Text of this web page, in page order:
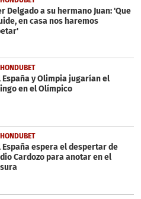
Delgado a su hermano Juan: 'Que
en casa nos haremos
España y Olimpia jugarían el
en el Olímpico
España espera el despertar de
Cardozo para anotar en el